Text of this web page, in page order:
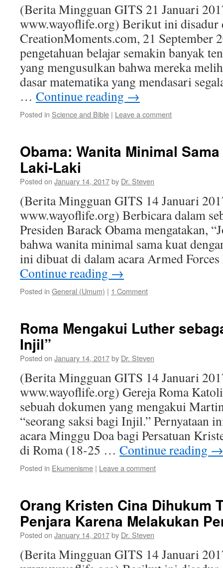
(Berita Mingguan GITS 21 Januari
www.wayoflife.org) Berikut ini disadur
CreationMoments.com, 21 September
pengetahuan belajar semakin banyak
yang mengusulkan bahwa mereka
dasar matematika yang mendasari
… Continue reading →
Posted in Science and Bible | Leave a comment
Obama: Wanita Minimal
Laki-Laki
Posted on January 14, 2017by Dr. Steven
(Berita Mingguan GITS 14 Januari
www.wayoflife.org) Berbicara dalam
Presiden Barack Obama mengatakan,
bahwa wanita minimal sama kuat
ini dibuat di dalam acara Armed
Continue reading →
Posted in General (Umum) | 1 Comment
Roma Mengakui Luther
Injil”
Posted on January 14, 2017by Dr. Steven
(Berita Mingguan GITS 14 Januari
www.wayoflife.org) Gereja Roma
sebuah dokumen yang mengakui
“seorang saksi bagi Injil.” Pernyataan
acara Minggu Doa bagi Persatuan
di Roma (18-25 … Continue reading →
Posted in Ekumenisme | Leave a comment
Orang Kristen Cina Dihukum
Penjara Karena Melakukan
Posted on January 14, 2017by Dr. Steven
(Berita Mingguan GITS 14 Januari